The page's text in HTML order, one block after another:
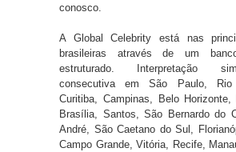
conosco.
A Global Celebrity está nas
brasileiras através de um
estruturado. Interpretação
consecutiva em São Paulo,
Curitiba, Campinas, Belo Horizonte,
Brasília, Santos, São Bernardo do
André, São Caetano do Sul,
Campo Grande, Vitória, Recife,